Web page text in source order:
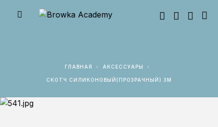
ГЛАВНАЯ АКСЕССУАРЫ
CКОТЧ СИЛИКОНОВЫЙ(ПРОЗРАЧНЫЙ) 3М